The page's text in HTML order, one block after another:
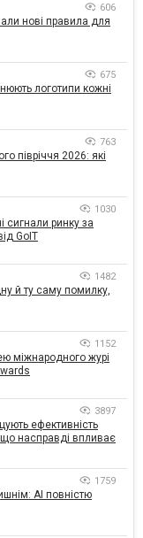
606
нові правила для
675
логотипи кожні
763
півріччя 2026: які
1030
сигнали ринку за
GoIT
1482
й ту саму помилку,
1152
міжнародного журі
3897
ефективність
насправді впливає
1759
AI повністю